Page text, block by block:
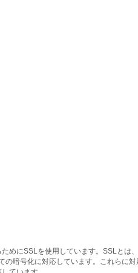
めにSSLを使用しています。SSLとは
の暗号化に対応しています。これらに